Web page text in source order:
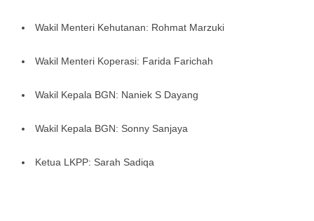
Wakil Menteri Kehutanan: Rohmat Marzuki
Wakil Menteri Koperasi: Farida Farichah
Wakil Kepala BGN: Naniek S Dayang
Wakil Kepala BGN: Sonny Sanjaya
Ketua LKPP: Sarah Sadiqa